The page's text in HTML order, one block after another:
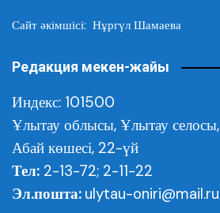
Сайт әкімшісі: Нұргүл Шамаева
Редакция мекен-жайы
Индекс: 101500
Ұлытау облысы, Ұлытау селосы,
Абай көшесі, 22-үй
Тел: 2-13-72; 2-11-22
Эл.пошта: ulytau-oniri@mail.ru